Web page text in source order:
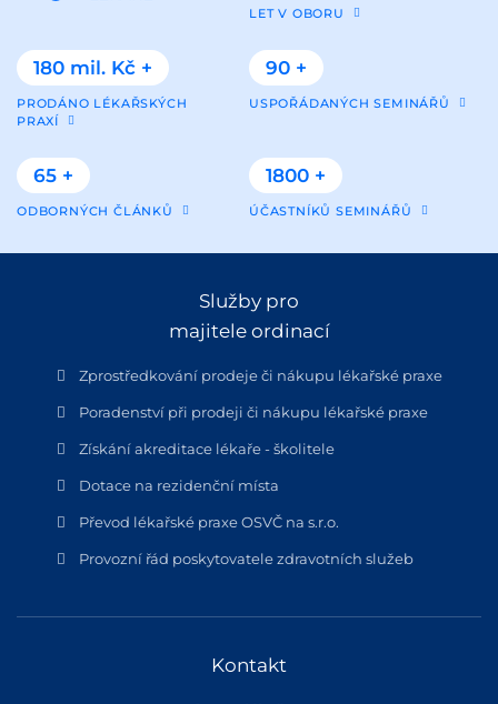
LET V OBORU
180 mil. Kč +
PRODÁNO LÉKAŘSKÝCH
PRAXÍ
90 +
USPOŘÁDANÝCH SEMINÁŘŮ
65 +
ODBORNÝCH ČLÁNKŮ
1800 +
ÚČASTNÍKŮ SEMINÁŘŮ
Služby pro
majitele ordinací
Zprostředkování prodeje či nákupu lékařské praxe
Poradenství při prodeji či nákupu lékařské praxe
Získání akreditace lékaře - školitele
Dotace na rezidenční místa
Převod lékařské praxe OSVČ na s.r.o.
Provozní řád poskytovatele zdravotních služeb
Kontakt